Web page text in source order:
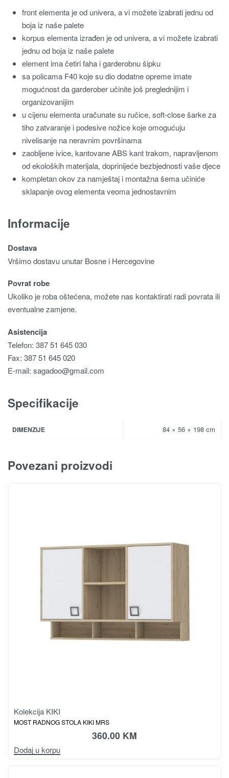
front elementa je od univera, a vi možete izabrati jednu od
boja iz naše palete
korpus elementa izrađen je od univera, a vi možete izabrati
jednu od boja iz naše palete
element ima četiri faha i garderobnu šipku
sa policama F40 koje su dio dodatne opreme imate
mogućnost da garderober učinite još preglednijim i
organizovanijim
u cijenu elementa uračunate su ručice, soft-close šarke za
tiho zatvaranje i podesive nožice koje omogućuju
nivelisanje na neravnim površinama
zaobljene ivice, kantovane ABS kant trakom, napravljenom
od ekoloških materijala, doprinijeće bezbjednosti vaše djece
kompletan okov za namještaj i montažna šema učiniće
sklapanje ovog elementa veoma jednostavnim
Informacije
Dostava
Vršimo dostavu unutar Bosne i Hercegovine
Povrat robe
Ukoliko je roba oštećena, možete nas kontaktirati radi povrata ili
eventualne zamjene.
Asistencija
Telefon: 387 51 645 030
Fax: 387 51 645 020
E-mail: sagadoo@gmail.com
Specifikacije
DIMENZIJE 84 × 56 × 198 cm
Povezani proizvodi
Kolekcija KIKI
MOST RADNOG STOLA KIKI MRS
360.00 KM
Dodaj u korpu